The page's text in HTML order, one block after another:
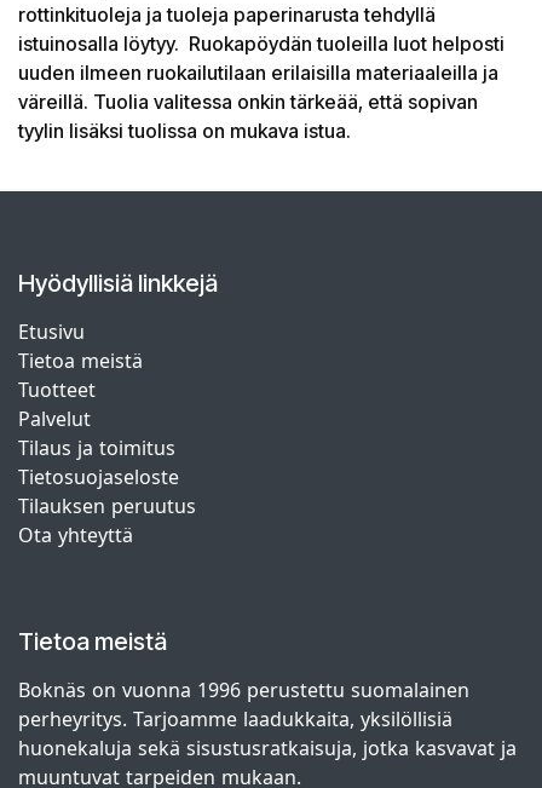
rottinkituoleja ja tuoleja paperinarusta tehdyllä
istuinosalla löytyy. Ruokapöydän tuoleilla luot helposti
uuden ilmeen ruokailutilaan erilaisilla materiaaleilla ja
väreillä. Tuolia valitessa onkin tärkeää, että sopivan
tyylin lisäksi tuolissa on mukava istua.
Hyödyllisiä linkkejä
Etusivu
Tietoa meistä
Tuotteet
Palvelut
Tilaus ja toimitus
Tietosuojaseloste
Tilauksen peruutus
Ota yhteyttä
Tietoa meistä
Boknäs on vuonna 1996 perustettu suomalainen
perheyritys. Tarjoamme laadukkaita, yksilöllisiä
huonekaluja sekä sisustusratkaisuja, jotka kasvavat ja
muuntuvat tarpeiden mukaan.